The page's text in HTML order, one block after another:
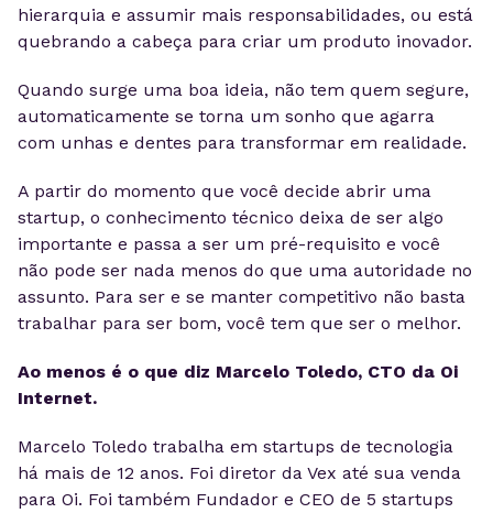
hierarquia e assumir mais responsabilidades, ou está
quebrando a cabeça para criar um produto inovador.
Quando surge uma boa ideia, não tem quem segure,
automaticamente se torna um sonho que agarra
com unhas e dentes para transformar em realidade.
A partir do momento que você decide abrir uma
startup, o conhecimento técnico deixa de ser algo
importante e passa a ser um pré-requisito e você
não pode ser nada menos do que uma autoridade no
assunto. Para ser e se manter competitivo não basta
trabalhar para ser bom, você tem que ser o melhor.
Ao menos é o que diz Marcelo Toledo, CTO da Oi
Internet.
Marcelo Toledo trabalha em startups de tecnologia
há mais de 12 anos. Foi diretor da Vex até sua venda
para Oi. Foi também Fundador e CEO de 5 startups